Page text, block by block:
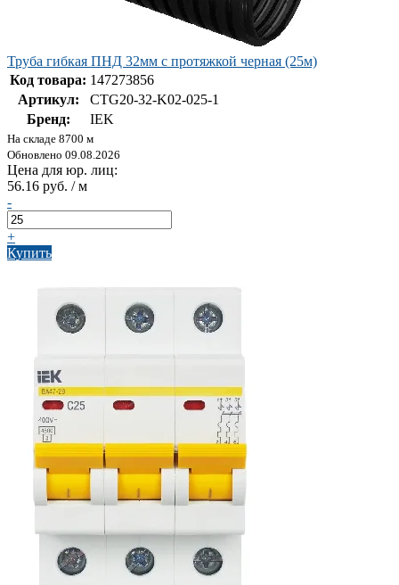
Труба гибкая ПНД 32мм с протяжкой черная (25м)
Код товара: 147273856
Артикул:
CTG20-32-K02-025-1
Бренд:
IEK
На складе 8700 м
Обновлено 09.08.2026
Цена для юр. лиц:
56.16 руб. / м
-
+
Купить